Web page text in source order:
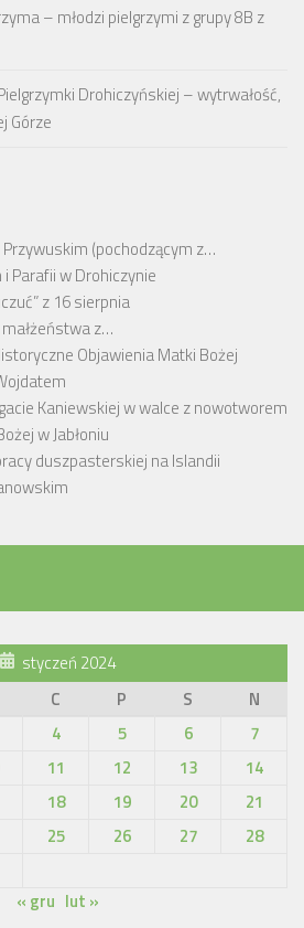
– młodzi pielgrzymi z grupy 8B z
Drohiczyńskiej – wytrwałość,
Górze
(pochodzącym z…
Parafii w Drohiczynie
z 16 sierpnia
małżeństwa z…
Objawienia Matki Bożej
Kaniewskiej w walce z nowotworem
w Jabłoniu
duszpasterskiej na Islandii
styczeń 2024
C P S
N
4 5 6
7
11 12 13
14
18 19 20
21
25 26 27
28
« gru lut »